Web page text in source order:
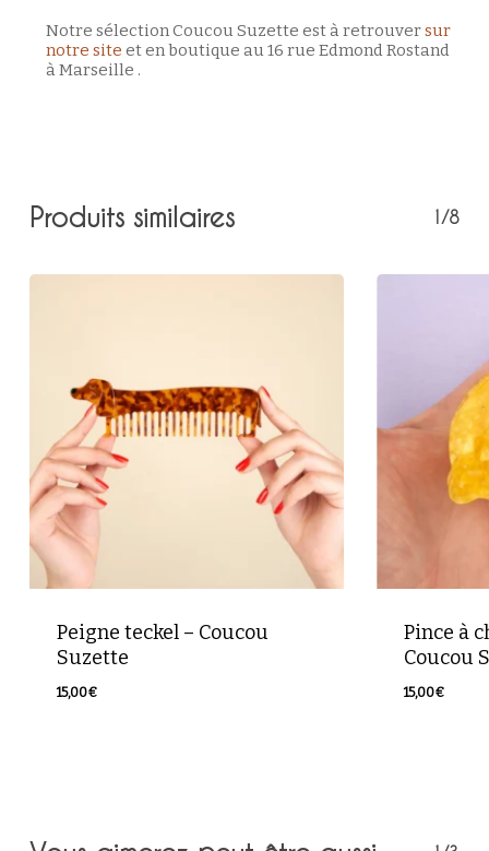
Votre panier est vide.
Retour à la boutique
Notre sélection Coucou Suzette est à retrouversur
notre site et en boutique au 16 rue Edmond Rostand
à Marseille .
Produits similaires 1/8
Peigne teckel – Coucou
Suzette
15,00€
Pince à
Coucou
15,00€